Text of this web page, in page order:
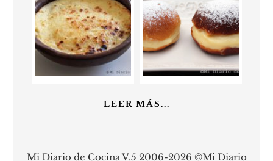
LEER MÁS...
Mi Diario de Cocina V.5 2006-2026 ©Mi Diario